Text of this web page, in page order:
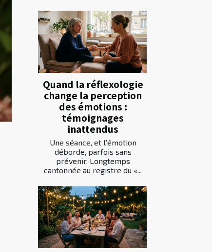
Quand la réflexologie
change la perception
des émotions :
témoignages
inattendus
Une séance, et l’émotion
déborde, parfois sans
prévenir. Longtemps
cantonnée au registre du «...